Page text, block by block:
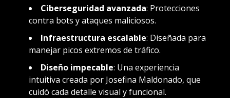
Ciberseguridad avanzada: Protecciones
contra bots y ataques maliciosos.
Infraestructura escalable: Diseñada para
manejar picos extremos de tráfico.
Diseño impecable: Una experiencia
intuitiva creada por Josefina Maldonado, que
cuidó cada detalle visual y funcional.